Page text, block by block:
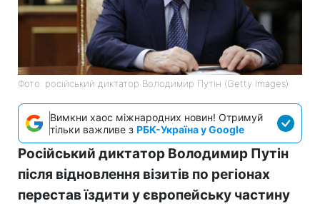
Фото: російський диктатор Володимир Путін (Getty Images)
Вимкни хаос міжнародних новин! Отримуй
тільки важливе з РБК-Україна у Google
Російський диктатор Володимир Путін
після відновлення візитів по регіонах
перестав їздити у європейську частину